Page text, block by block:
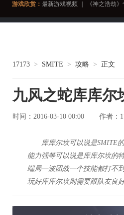
游戏欣赏： 最新游戏视频 《神之浩劫
17173 > SMITE > 攻略 > 正文
九风之蛇库库尔
时间：2016-03-10 00:00 作者：
库库尔坎可以说是SMITE
能力强等可以说是库库尔坎的
端局一波团战一个技能都打不
玩好库库尔坎则需要跟队友良